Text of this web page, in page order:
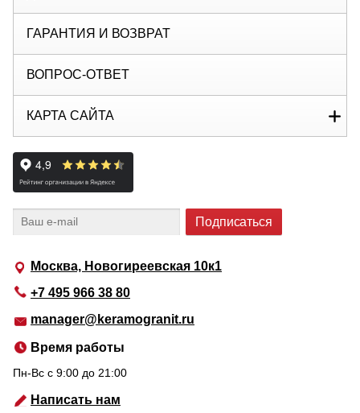
Москва, Новогиреевская 10к1
+7 495 966 38 80
manager@keramogranit.ru
Время работы
Пн-Вс c 9:00 до 21:00
Написать нам
ГАРАНТИЯ И ВОЗВРАТ
ВОПРОС-ОТВЕТ
КАРТА САЙТА